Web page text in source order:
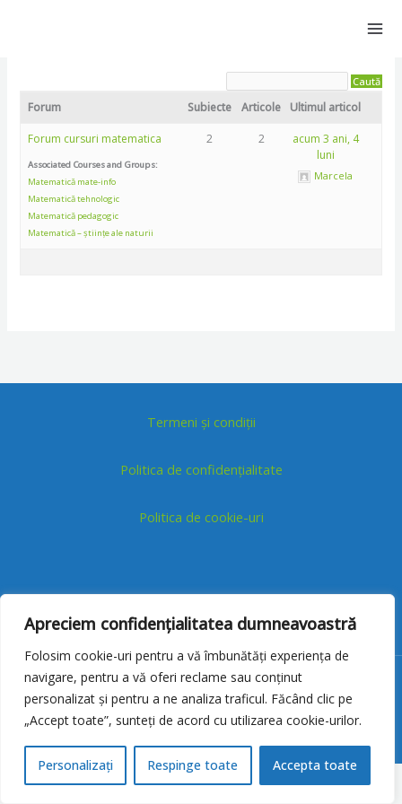
Apreciem confidențialitatea dumneavoastră
Folosim cookie-uri pentru a vă îmbunătăți experiența de
navigare, pentru a vă oferi reclame sau conținut
personalizat și pentru a ne analiza traficul. Făcând clic pe
„Accept toate”, sunteți de acord cu utilizarea cookie-urilor.
Personalizați Respinge toate Accepta toate
Forum Subiecte Articole Ultimul articol
Forum cursuri matematica
Associated Courses and Groups:
Matematică mate-info
Matematică tehnologic
Matematică pedagogic
Matematică – științe ale naturii
2 2
acum 3 ani, 4
luni
Marcela
Termeni și condiții
Politica de confidențialitate
Politica de cookie-uri
Copyright © 2026Pregatire bacalaureat| Website construit de
MM Creative Agency